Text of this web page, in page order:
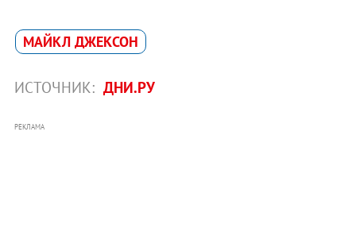
МАЙКЛ ДЖЕКСОН
ИСТОЧНИК: ДНИ.РУ
РЕКЛАМА